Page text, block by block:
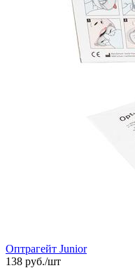
Оптрагейт Junior
138 руб./шт